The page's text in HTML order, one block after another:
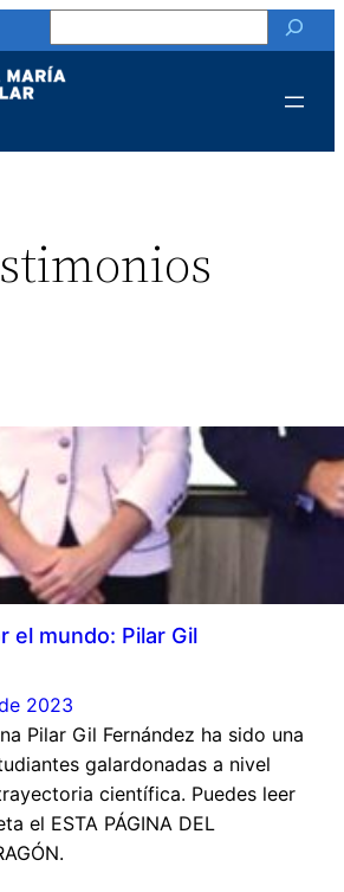
el mundo: Pilar Gil
2023
Pilar Gil Fernández ha sido una
galardonadas a nivel
científica. Puedes leer
el ESTA PÁGINA DEL